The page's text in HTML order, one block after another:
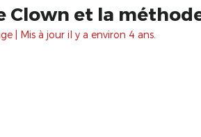
Clown et la
| Mis à jour il y a environ 4 ans.